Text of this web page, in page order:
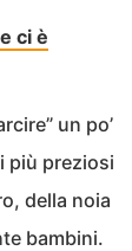
ci è
un po’
più preziosi
della noia
bambini.